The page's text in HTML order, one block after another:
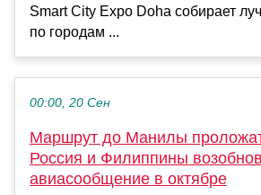
Smart City Expo Doha собирает
по городам ...
00:00, 20 Сен
Маршрут до Манилы
Россия и Филиппины
авиасообщение в октябре